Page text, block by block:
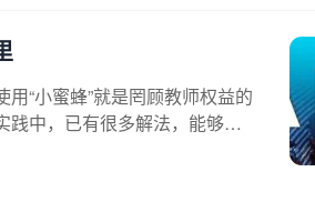
“小蜜蜂”就是罔顾教师权益的
践中，已有很多解法，能够兼